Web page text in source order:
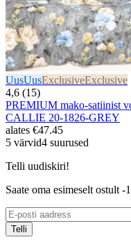
UusUusExclusiveExclusive
4,6 (15)
PREMIUM mako-satiinist
CALLIE 20-1826-GREY
alates €47.45
5 värvid4 suurused
Telli uudiskiri!
Saate oma esimeselt ostult
Telli